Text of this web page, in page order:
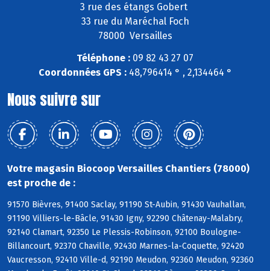
3 rue des étangs Gobert
33 rue du Maréchal Foch
78000 Versailles
Téléphone : 09 82 43 27 07
Coordonnées GPS :48,796414 ° , 2,134464 °
Nous suivre sur
Votre magasin Biocoop Versailles Chantiers (78000)
est proche de :
91570 Bièvres, 91400 Saclay, 91190 St-Aubin, 91430 Vauhallan,
91190 Villiers-le-Bâcle, 91430 Igny, 92290 Châtenay-Malabry,
92140 Clamart, 92350 Le Plessis-Robinson, 92100 Boulogne-
Billancourt, 92370 Chaville, 92430 Marnes-la-Coquette, 92420
Vaucresson, 92410 Ville-d, 92190 Meudon, 92360 Meudon, 92360